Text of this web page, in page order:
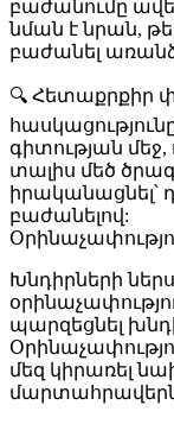
բաժանումը
նման է նրան,
բաժանել
🔍 Հետաքրքիր
գիտության մեջ,
տալիս մեծ
իրականացնել՝
բաժանելով:
Խնդիրների
պարզեցնել
մեզ կիրառել